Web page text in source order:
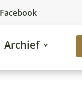
Archief